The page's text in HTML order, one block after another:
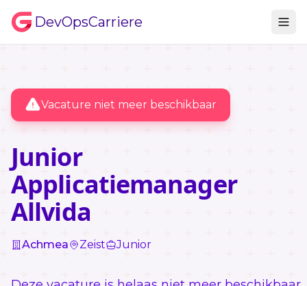
DevOpsCarriere
Vacature niet meer beschikbaar
Junior
Applicatiemanager
Allvida
Achmea Zeist Junior